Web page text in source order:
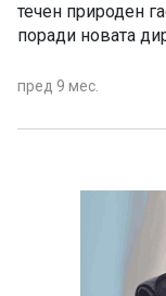
течен природен
поради новата
пред 9 мес.